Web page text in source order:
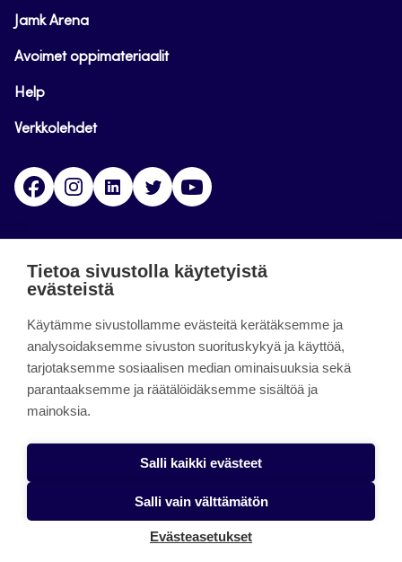
Jamk Arena
Avoimet oppimateriaalit
Help
Verkkolehdet
FacebookInstagramLinkedinTwitter
päättynyt 11.9.2023.
About the site
Käyttöehdot
Saavutettavuusseloste
Alasottoilmoitus
Tietoa sivustolla käytetyistä
evästeistä
Käytämme sivustollamme evästeitä kerätäksemme ja
analysoidaksemme sivuston suorituskykyä ja käyttöä,
tarjotaksemme sosiaalisen median ominaisuuksia sekä
parantaaksemme ja räätälöidäksemme sisältöä ja
mainoksia.
Salli kaikki evästeet
Salli vain välttämätön
Evästeasetukset